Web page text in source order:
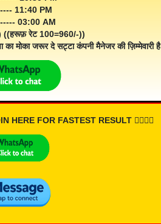
11:40 PM
03:00 AM
((हरूफ़ रेट 100=960/-))
मोका जरूर दे सट्टा कंपनी मैनेजर की ज़िम्मेवारी है
HERE FOR FASTEST RESULT 👇🏾👇🏾